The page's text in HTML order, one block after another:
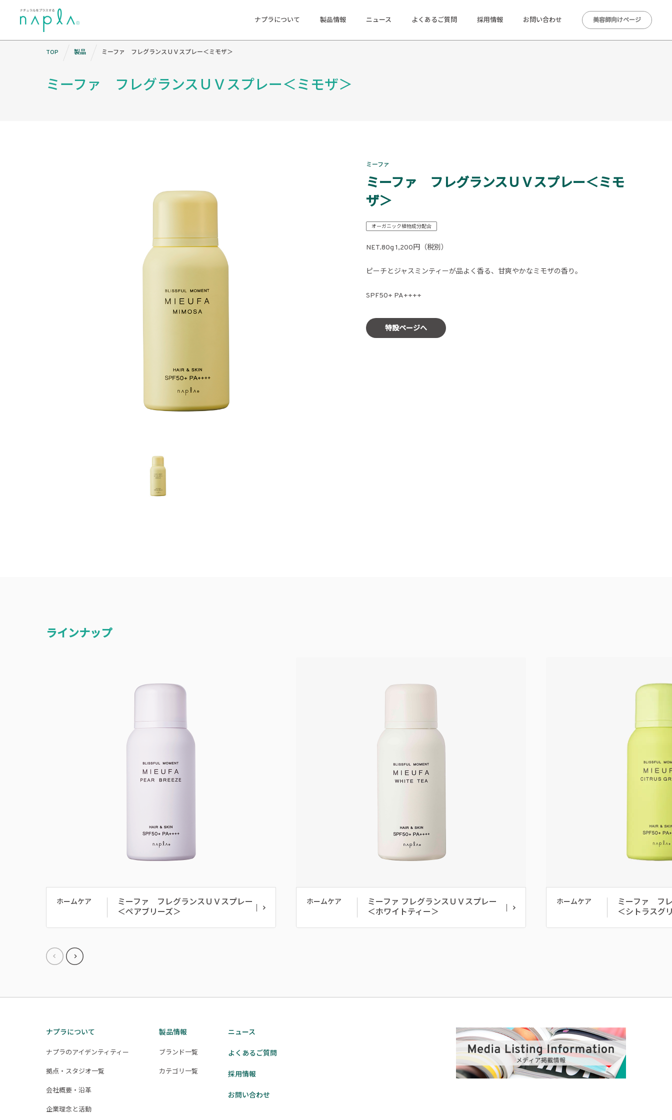
ナプラについて 製品情報 ニュース よくあるご質問 採用情報 お問い合わせ 美容師向けページ
ミーファ フレグランスＵＶスプレー＜ミモザ＞
ミーファ
ミーファ フレグランスＵＶスプレー＜ミモ
ザ＞
オーガニック植物成分配合
NET.80g 1,200円（税別）
ピーチとジャスミンティーが品よく香る、甘爽やかなミモザの香り。
SPF50+ PA++++
特設ページへ
ラインナップ
ホームケア
ミーファ フレグランスＵＶスプレー
＜ペアブリーズ＞
ホームケア
ミーファ フレグランスＵＶスプレー
＜ホワイトティー＞
ホームケア
ミーファ フ
＜シトラスグ
TOP 製品 ミーファ フレグランスＵＶスプレー＜ミモザ＞
ナプラについて
ナプラのアイデンティティー
拠点・スタジオ一覧
会社概要・沿革
企業理念と活動
製品情報
ブランド一覧
カテゴリ一覧
ニュース
よくあるご質問
採用情報
お問い合わせ